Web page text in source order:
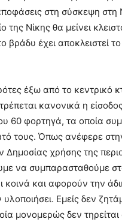
στη σύσκεψη στη
της Νίκης θα μείνει
έχει αποκλειστεί
έξω από το κεντρικό
κανονικά η
60 φορτηγά, τα οποία
τους. Όπως ανέφερε
χρήσης της
να συμπαρασταθούμε
και αφορούν την
Εμείς δεν
μονομερώς δεν